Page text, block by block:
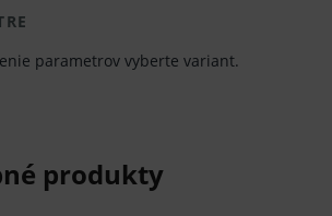
dôvodov možné odstúpiť od kúpnej
parametrov vyberte variant.